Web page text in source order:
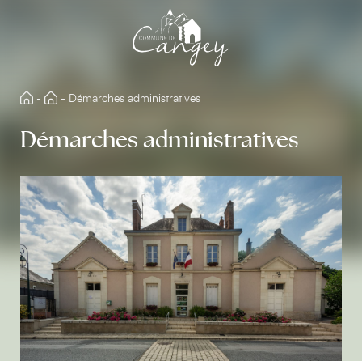
- - Démarches administratives
Démarches administratives